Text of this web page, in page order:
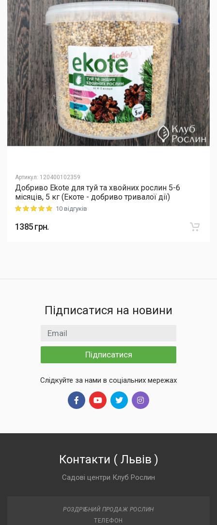
Артикул: 120400102359
Добриво Еkote для туй та хвойних рослин 5-6
місяців, 5 кг (Екоте - добриво тривалої дії)
Rating: 5 out of 510 відгуків
1385грн.
Підписатися на новини
Email
Підписатися
Слідкуйте за нами в соціальних мережах
Контакти ( Львів )
Садові центри Клуб Рослин
РОЗДРІБНИЙ ПРОДАЖ РОСЛИН
ТЕЛЕФОН